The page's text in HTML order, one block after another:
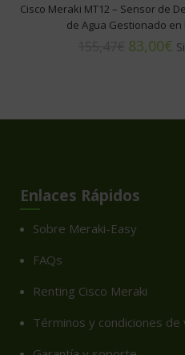
Cisco Meraki MT12 – Sensor de
de Agua Gestionado en
83,00€
Enlaces Rápidos
Sobre Meraki-Easy
FAQs
Renting Cisco Meraki
Términos y condiciones de